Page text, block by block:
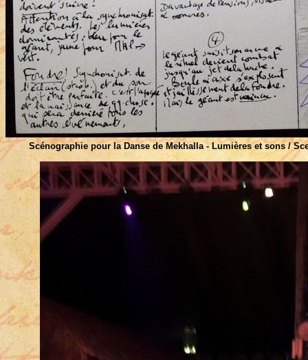
Scénographie pour la Danse de Mekhalla - Lumières et sons /